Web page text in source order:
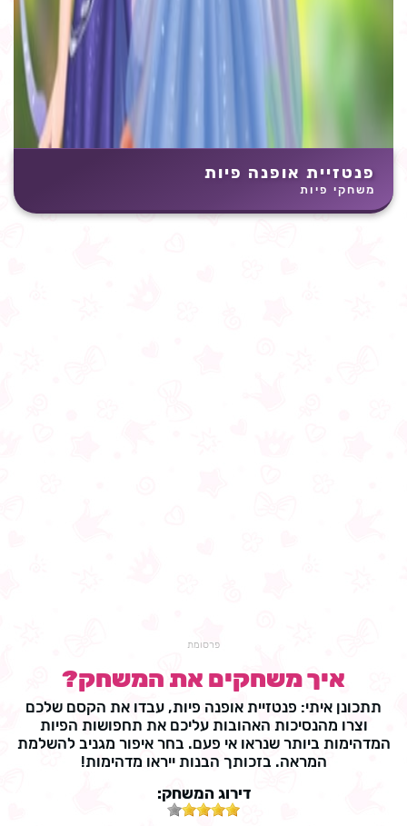
פנטזיית אופנה פיות
משחקי פיות
פרסומת
איך משחקים את המשחק?
תתכונן איתי: פנטזיית אופנה פיות, עבדו את הקסם שלכם
וצרו מהנסיכות האהובות עליכם את תחפושות הפיות
המדהימות ביותר שנראו אי פעם. בחר איפור מגניב להשלמת
המראה. בזכותך הבנות ייראו מדהימות!
דירוג המשחק: